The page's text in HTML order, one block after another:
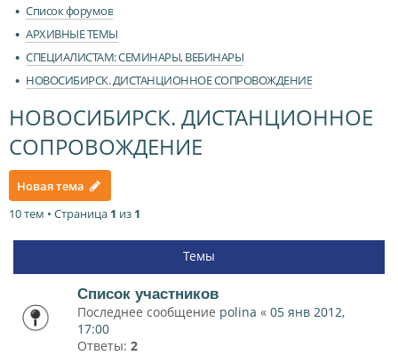
Список форумов
АРХИВНЫЕ ТЕМЫ
СПЕЦИАЛИСТАМ: СЕМИНАРЫ, ВЕБИНАРЫ
НОВОСИБИРСК. ДИСТАНЦИОННОЕ СОПРОВОЖДЕНИЕ
НОВОСИБИРСК. ДИСТАНЦИОННОЕ
СОПРОВОЖДЕНИЕ
Новая тема
10 тем • Страница 1 из 1
Темы
Список участников
Последнее сообщение polina « 05 янв 2012,
17:00
Ответы: 2